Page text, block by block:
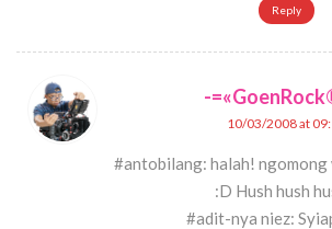
Reply
-
10/03/2008 at
#antobilang: halah! ngomong
:D Hush hush
#adit-nya niez: